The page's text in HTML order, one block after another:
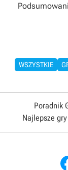
WSZYSTKIE
Poradnik
Najlepsze